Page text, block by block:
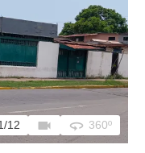
/12 videocam 360 360º